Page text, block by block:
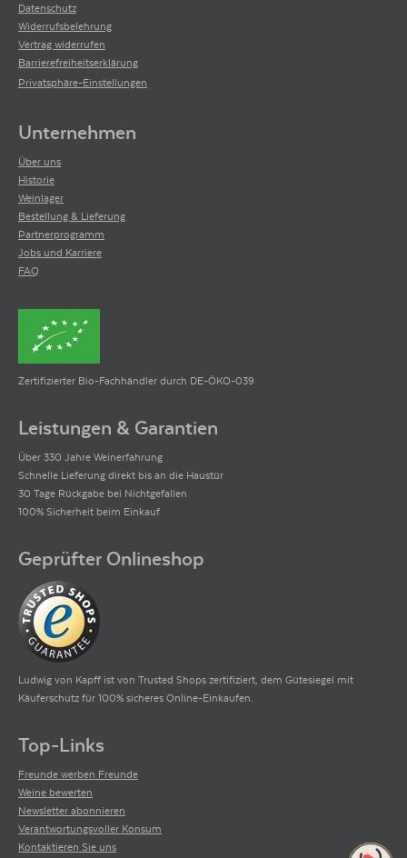
Datenschutz
Widerrufsbelehrung
Vertrag widerrufen
Barrierefreiheitserklärung
Privatsphäre-Einstellungen
Unternehmen
Über uns
Historie
Weinlager
Bestellung & Lieferung
Partnerprogramm
Jobs und Karriere
FAQ
Zertifizierter Bio-Fachhändler durch DE-ÖKO-039
Leistungen & Garantien
Über 330 Jahre Weinerfahrung
Schnelle Lieferung direkt bis an die Haustür
30 Tage Rückgabe bei Nichtgefallen
100% Sicherheit beim Einkauf
Geprüfter Onlineshop
Ludwig von Kapff ist von Trusted Shops zertifiziert, dem Gütesiegel mit
Käuferschutz für 100% sicheres Online-Einkaufen.
Top-Links
Freunde werben Freunde
Weine bewerten
Newsletter abonnieren
Verantwortungsvoller Konsum
Kontaktieren Sie uns